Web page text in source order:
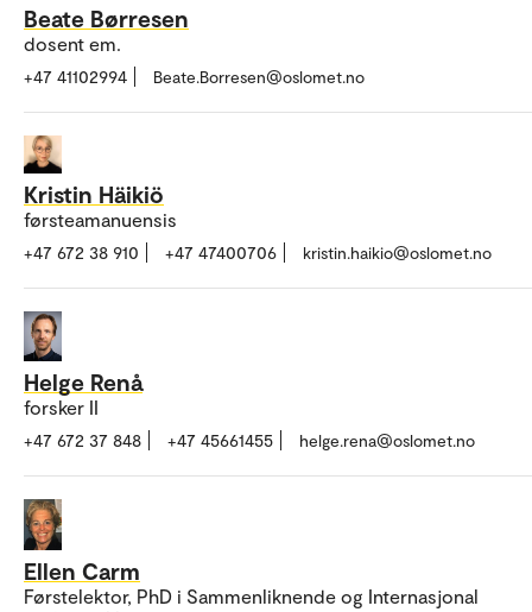
Beate Børresen
dosent em.
+47 41102994 Beate.Borresen@oslomet.no
Kristin Häikiö
førsteamanuensis
+47 672 38 910 +47 47400706 kristin.haikio@oslomet.no
Helge Renå
forsker II
+47 672 37 848 +47 45661455 helge.rena@oslomet.no
Ellen Carm
Førstelektor, PhD i Sammenliknende og Internasjonal